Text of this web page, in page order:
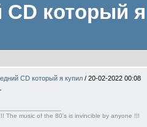
который я
CD который я купил / 20-02-2022 00:08
The music of the 80's is invincible by anyone !!!